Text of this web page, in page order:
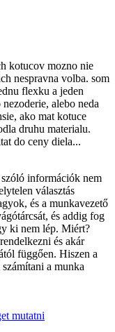
kotucov mozno nie
nespravna volba. som
flexku a jeden
alebo neda
ako mat kotuce
druhu materialu.
do ceny diela...
információk nem
választás
és a munkavezető
és addig fog
ki nem lép. Miért?
és akár
függően. Hiszen a
a munka
mutatni